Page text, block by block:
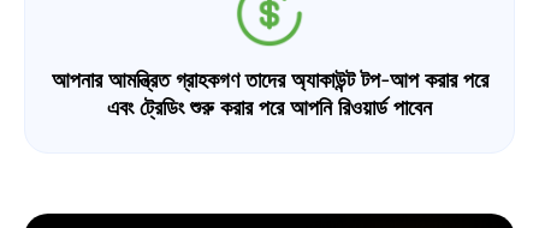
আপনার আমন্ত্রিত গ্রাহকগণ তাদের অ্যাকাউন্ট টপ-আপ করার পরে
এবং ট্রেডিং শুরু করার পরে আপনি রিওয়ার্ড পাবেন